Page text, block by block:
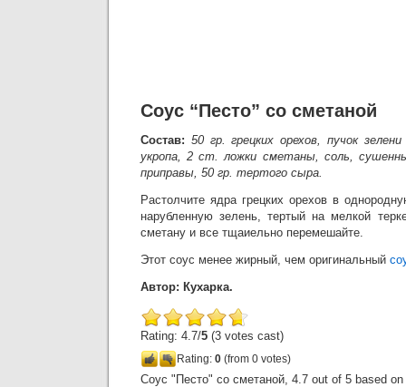
Соус “Песто” со сметаной
Состав: 50 гр. грецких орехов, пучок
укропа, 2 ст. ложки сметаны, соль,
приправы, 50 гр. тертого сыра.
Растолчите ядра грецких орехов в
нарубленную зелень, тертый на мелкой
сметану и все тщаиельно перемешайте.
Этот соус менее жирный, чем оригинальный
Автор: Кухарка.
Rating: 4.7/5 (3 votes cast)
Rating: 0 (from 0 votes)
Соус "Песто" со сметаной, 4.7 out of 5 based on